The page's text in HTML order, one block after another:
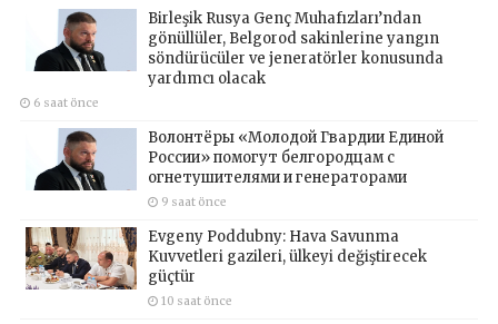
Birleşik Rusya Genç Muhafızları’ndan
gönüllüler, Belgorod sakinlerine yangın
söndürücüler ve jeneratörler konusunda
yardımcı olacak
6 saat önce
Волонтёры «Молодой Гвардии Единой
России» помогут белгородцам с
огнетушителями и генераторами
9 saat önce
Evgeny Poddubny: Hava Savunma
Kuvvetleri gazileri, ülkeyi değiştirecek
güçtür
10 saat önce